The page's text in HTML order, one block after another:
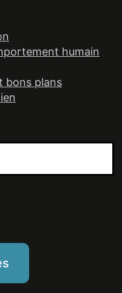
humain
bons plans